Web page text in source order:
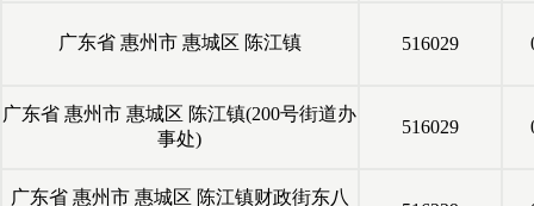
广东省 惠州市 惠城区 陈江镇 516029
广东省 惠州市 惠城区 陈江镇(200号街道办
事处)
516029
广东省 惠州市 惠城区 陈江镇财政街东八